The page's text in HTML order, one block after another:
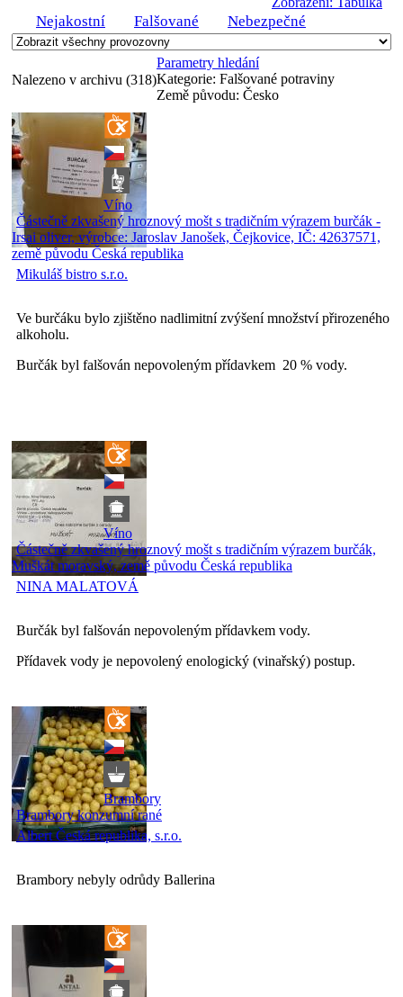
Nejakostní Falšované Nebezpečné
Nalezeno v archivu (318)
Parametry hledání
Kategorie: Falšované potraviny
Země původu: Česko
Víno
Částečně zkvašený hroznový mošt s tradičním výrazem burčák -
Irsai oliver, výrobce: Jaroslav Janošek, Čejkovice, IČ: 42637571,
země původu Česká republika
Mikuláš bistro s.r.o.
Ve burčáku bylo zjištěno nadlimitní zvýšení množství přirozeného
alkoholu.
Burčák byl falšován nepovoleným přídavkem 20 % vody.
Víno
Částečně zkvašený hroznový mošt s tradičním výrazem burčák,
Muškát moravský, země původu Česká republika
NINA MALATOVÁ
Burčák byl falšován nepovoleným přídavkem vody.
Přídavek vody je nepovolený enologický (vinařský) postup.
Brambory
Brambory konzumní rané
Albert Česká republika, s.r.o.
Brambory nebyly odrůdy Ballerina